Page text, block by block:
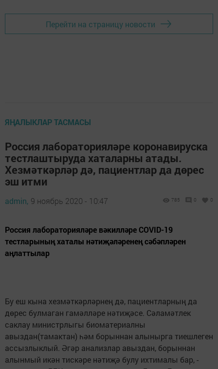
Перейти на страницу новости
ЯҢАЛЫКЛАР ТАСМАСЫ
Россия лабораторияләре коронавируска
тестлаштыруда хаталарны атады.
Хезмәткәрләр дә, пациентлар да дөрес
эш итми
admin, 9 ноябрь 2020 - 10:47 785 0 0
Россия лабораторияләре вәкилләре COVID-19
тестларының хаталы нәтиҗәләренең сәбәпләрен
аңлаттылар
Бу еш кына хезмәткәрләрнең дә, пациентларның да
дөрес булмаган гамәлләре нәтиҗәсе. Сәламәтлек
саклау министрлыгы биоматериалны
авыздан(тамактан) һәм борыннан алынырга тиешлеген
ассызлыклый. Әгәр анализлар авыздан, борыннан
алынмый икән тискәре нәтиҗә булу ихтималы бар, -